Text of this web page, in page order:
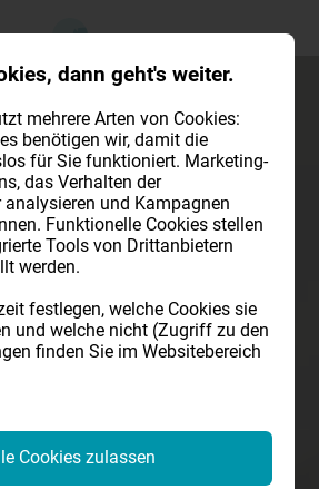
dann geht's weiter.
mehrere Arten von Cookies:
benötigen wir, damit die
für Sie funktioniert. Marketing-
das Verhalten der
analysieren und Kampagnen
Funktionelle Cookies stellen
Tools von Drittanbietern
werden.
festlegen, welche Cookies sie
und welche nicht (Zugriff zu den
finden Sie im Websitebereich
Cookies zulassen